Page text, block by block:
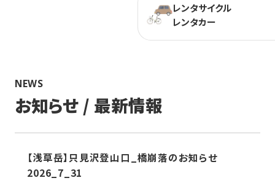
レンタサイクル
レンタカー
NEWS
お知らせ / 最新情報
【浅草岳】只見沢登山口_橋崩落のお知らせ
2026_7_31